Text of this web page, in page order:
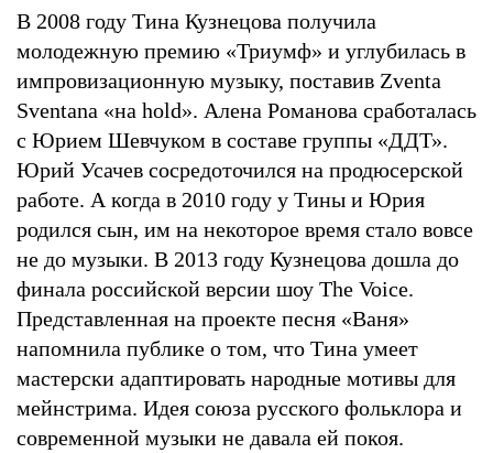
В 2008 году Тина Кузнецова получила
молодежную премию «Триумф» и углубилась в
импровизационную музыку, поставив Zventa
Sventana «на hold». Алена Романова сработалась
с Юрием Шевчуком в составе группы «ДДТ».
Юрий Усачев сосредоточился на продюсерской
работе. А когда в 2010 году у Тины и Юрия
родился сын, им на некоторое время стало вовсе
не до музыки. В 2013 году Кузнецова дошла до
финала российской версии шоу The Voice.
Представленная на проекте песня «Ваня»
напомнила публике о том, что Тина умеет
мастерски адаптировать народные мотивы для
мейнстрима. Идея союза русского фольклора и
современной музыки не давала ей покоя.